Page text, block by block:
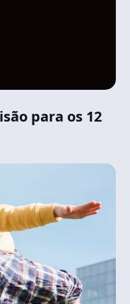
para os 12